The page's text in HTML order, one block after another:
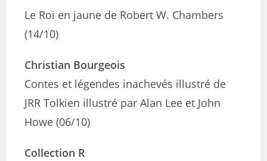
Le Roi en jaune de Robert W. Chambers
(14/10)
Christian Bourgeois
Contes et légendes inachevés illustré de
JRR Tolkien illustré par Alan Lee et John
Howe (06/10)
Collection R